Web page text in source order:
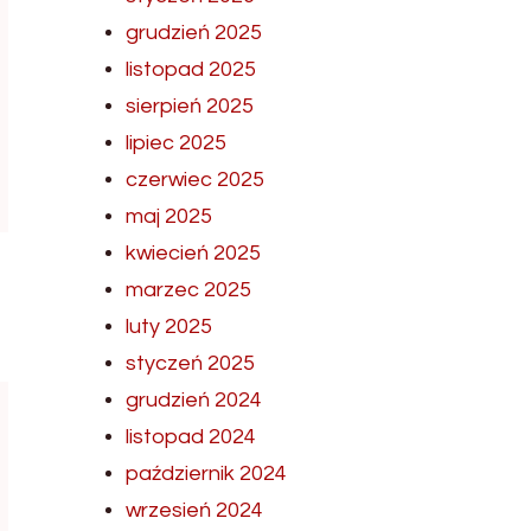
grudzień 2025
listopad 2025
sierpień 2025
lipiec 2025
czerwiec 2025
maj 2025
kwiecień 2025
marzec 2025
luty 2025
styczeń 2025
grudzień 2024
listopad 2024
październik 2024
wrzesień 2024